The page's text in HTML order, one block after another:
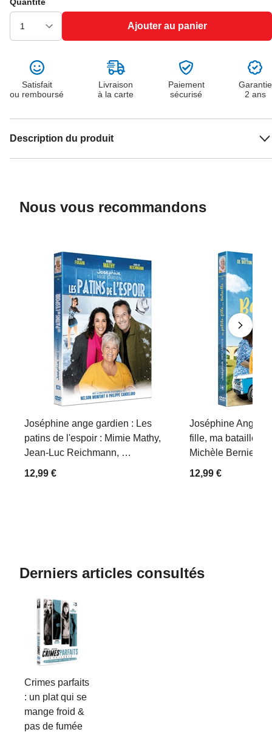
Ajouter au panier
Satisfait
ou remboursé
Livraison
à la carte
Paiement
sécurisé
Garantie
2 ans
Description du produit
Nous vous recommandons
Joséphine ange gardien : Les
patins de l'espoir : Mimie Mathy,
Jean-Luc Reichmann, …
12,99 €
Joséphine Ange
fille, ma bataille :
Michèle Bernier, ...
12,99 €
Derniers articles consultés
Crimes parfaits
: un plat qui se
mange froid &
pas de fumée